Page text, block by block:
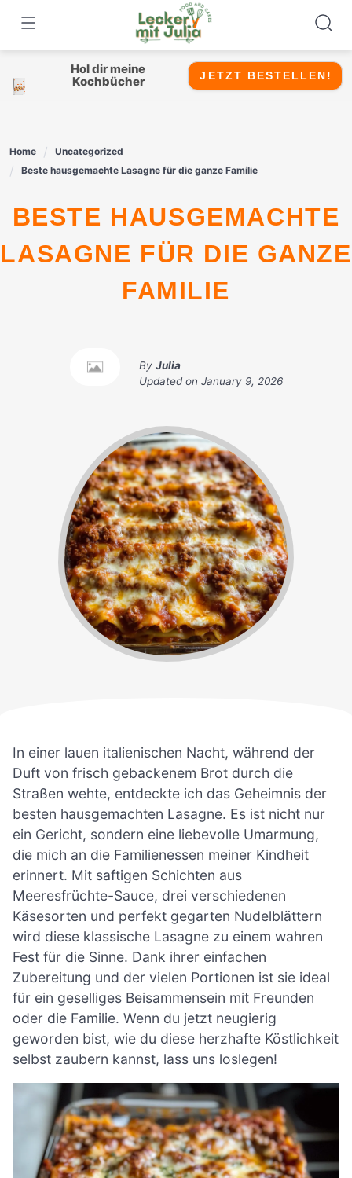
content
Hol dir meine
Kochbücher
JETZT BESTELLEN!
Home
Uncategorized
Beste hausgemachte Lasagne für die ganze Familie
BESTE HAUSGEMACHTE
LASAGNE FÜR DIE GANZE
FAMILIE
By Julia
Updated on January 9, 2026
In einer lauen italienischen Nacht, während der
Duft von frisch gebackenem Brot durch die
Straßen wehte, entdeckte ich das Geheimnis der
besten hausgemachten Lasagne. Es ist nicht nur
ein Gericht, sondern eine liebevolle Umarmung,
die mich an die Familienessen meiner Kindheit
erinnert. Mit saftigen Schichten aus
Meeresfrüchte-Sauce, drei verschiedenen
Käsesorten und perfekt gegarten Nudelblättern
wird diese klassische Lasagne zu einem wahren
Fest für die Sinne. Dank ihrer einfachen
Zubereitung und der vielen Portionen ist sie ideal
für ein geselliges Beisammensein mit Freunden
oder die Familie. Wenn du jetzt neugierig
geworden bist, wie du diese herzhafte Köstlichkeit
selbst zaubern kannst, lass uns loslegen!